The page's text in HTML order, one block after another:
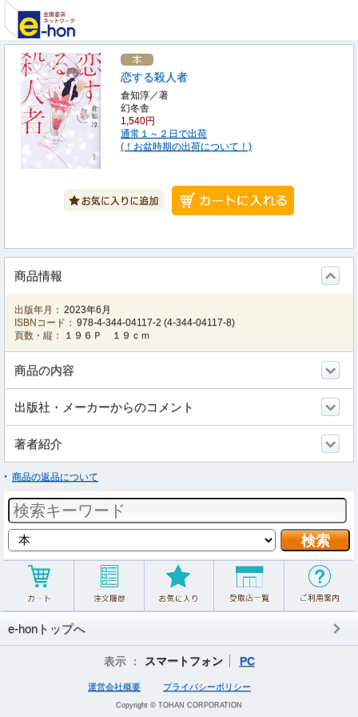
恋する殺人者
倉知淳／著
幻冬舎
1,540円
通常１～２日で出荷
(！お盆時期の出荷について！)
商品情報
出版年月： 2023年6月
ISBNコード： 978-4-344-04117-2 (4-344-04117-8)
頁数・縦：
１９６Ｐ １９ｃｍ
商品の内容
出版社・メーカーからのコメント
著者紹介
商品の返品について
e-honトップへ
表示 ： スマートフォン PC
運営会社概要 プライバシーポリシー
Copyright © TOHAN CORPORATION